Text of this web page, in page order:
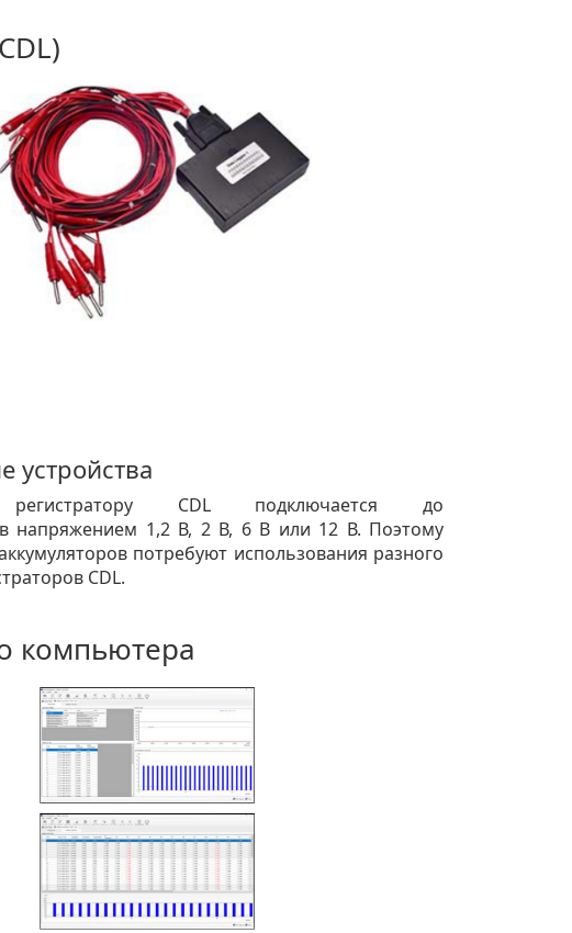
устройства
CDL подключается до
напряжением 1,2 В, 2 В, 6 В или 12 В. Поэтому
потребуют использования разного
CDL.
компьютера